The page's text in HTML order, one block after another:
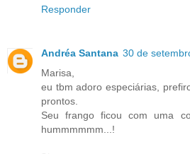
Responder
Andréa Santana 30 de
Marisa,
eu tbm adoro especiárias,
prontos.
Seu frango ficou com uma
hummmmmm...!